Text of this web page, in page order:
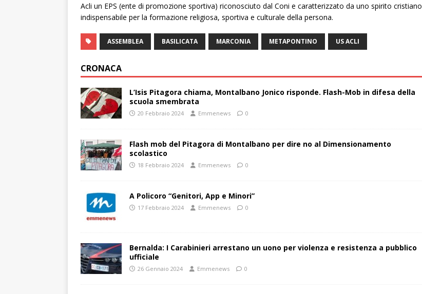
Acli un EPS (ente di promozione sportiva) riconosciuto dal Coni e caratterizzato da uno spirito cristiano
indispensabile per la formazione religiosa, sportiva e culturale della persona.
ASSEMBLEA BASILICATA MARCONIA METAPONTINO US ACLI
CRONACA
L’Isis Pitagora chiama, Montalbano Jonico risponde. Flash-Mob in difesa della
scuola smembrata
20 Febbraio 2024 Emmenews 0
Flash mob del Pitagora di Montalbano per dire no al Dimensionamento
scolastico
18 Febbraio 2024 Emmenews 0
A Policoro “Genitori, App e Minori”
17 Febbraio 2024 Emmenews 0
Bernalda: I Carabinieri arrestano un uono per violenza e resistenza a pubblico
ufficiale
26 Gennaio 2024 Emmenews 0